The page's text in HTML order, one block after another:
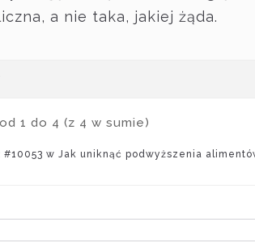
a nie taka, jakiej żąda.
1 do 4 (z 4 w sumie)
w Jak uniknąć podwyższenia